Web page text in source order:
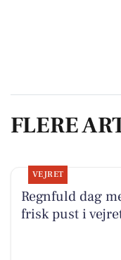
FLERE
VEJRET
Regnfuld dag
frisk pust i